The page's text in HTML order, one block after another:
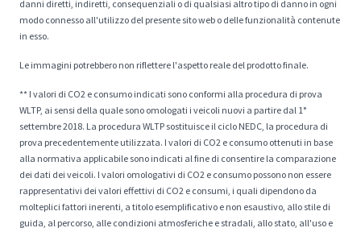
danni diretti, indiretti, consequenziali o di qualsiasi altro tipo di danno in ogni
modo connesso all'utilizzo del presente sito web o delle funzionalità contenute
in esso.
Le immagini potrebbero non riflettere l'aspetto reale del prodotto finale.
** I valori di CO2 e consumo indicati sono conformi alla procedura di prova
WLTP, ai sensi della quale sono omologati i veicoli nuovi a partire dal 1°
settembre 2018. La procedura WLTP sostituisce il ciclo NEDC, la procedura di
prova precedentemente utilizzata. I valori di CO2 e consumo ottenuti in base
alla normativa applicabile sono indicati al fine di consentire la comparazione
dei dati dei veicoli. I valori omologativi di CO2 e consumo possono non essere
rappresentativi dei valori effettivi di CO2 e consumi, i quali dipendono da
molteplici fattori inerenti, a titolo esemplificativo e non esaustivo, allo stile di
guida, al percorso, alle condizioni atmosferiche e stradali, allo stato, all'uso e